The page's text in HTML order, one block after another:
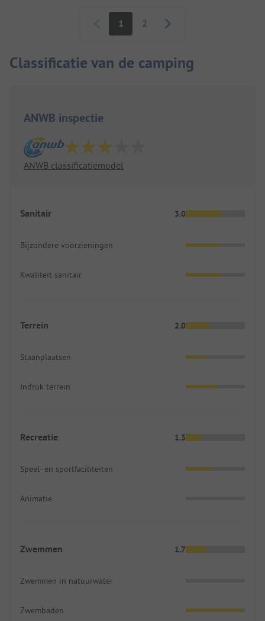
1 2
Classificatie van de camping
ANWB inspectie
ANWB classificatiemodel
Sanitair 3.0
Bijzondere voorzieningen
Kwaliteit sanitair
Terrein 2.0
Staanplaatsen
Indruk terrein
Recreatie 1.3
Speel- en sportfaciliteiten
Animatie
Zwemmen 1.7
Zwemmen in natuurwater
Zwembaden